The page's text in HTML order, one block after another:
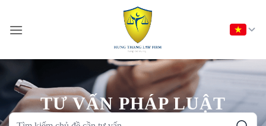
nội
TƯ VẤN PHÁP LUẬT